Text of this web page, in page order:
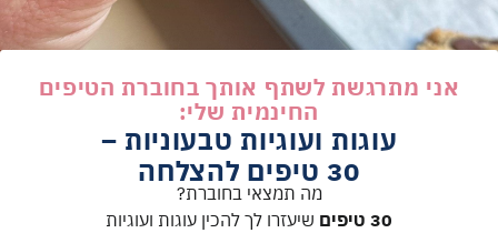
אני מתרגשת לשתף אותך בחוברת הטיפים
החינמית שלי:
עוגות ועוגיות טבעוניות –
30 טיפים להצלחה
מה תמצאי בחוברת?
30 טיפים
שיעזרו לך להכין עוגות ועוגיות